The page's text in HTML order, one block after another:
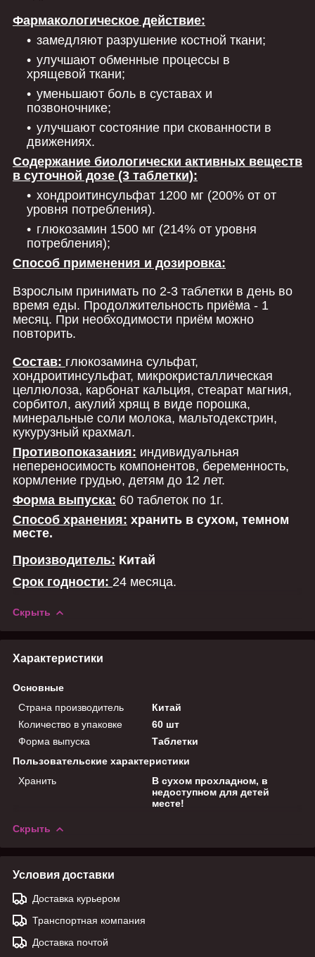
Фармакологическое действие:
замедляют разрушение костной ткани;
улучшают обменные процессы в
хрящевой ткани;
уменьшают боль в суставах и
позвоночнике;
улучшают состояние при скованности в
движениях.
Содержание биологически активных веществ
в суточной дозе (3 таблетки):
хондроитинсульфат 1200 мг (200% от от
уровня потребления).
глюкозамин 1500 мг (214% от уровня
потребления);
Способ применения и дозировка:
Взрослым принимать по 2-3 таблетки в день во
время еды. Продолжительность приёма - 1
месяц. При необходимости приём можно
повторить.
Состав: глюкозамина сульфат,
хондроитинсульфат, микрокристаллическая
целлюлоза, карбонат кальция, стеарат магния,
сорбитол, акулий хрящ в виде порошка,
минеральные соли молока, мальтодекстрин,
кукурузный крахмал.
Противопоказания: индивидуальная
непереносимость компонентов, беременность,
кормление грудью, детям до 12 лет.
Форма выпуска: 60 таблеток по 1г.
Способ хранения: хранить в сухом, темном
месте.
Производитель: Китай
Срок годности: 24 месяца.
Скрыть
Характеристики
Основные
Страна производитель
Китай
Количество в упаковке
60 шт
Форма выпуска
Таблетки
Пользовательские характеристики
Хранить
В сухом прохладном, в
недоступном для детей
месте!
Скрыть
Условия доставки
Доставка курьером
Транспортная компания
Доставка почтой